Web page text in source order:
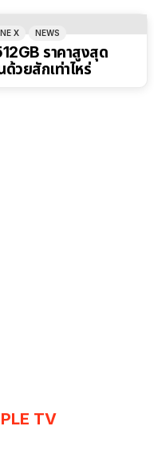
X NEWS
ราคาสูงสุด
วยสักเท่าไหร่
TV